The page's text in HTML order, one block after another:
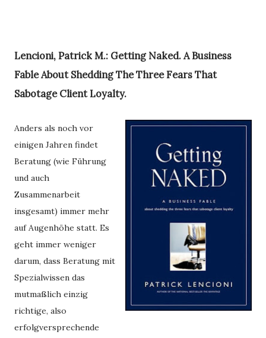
Lencioni, Patrick M.: Getting Naked. A Business
Fable About Shedding The Three Fears That
Sabotage Client Loyalty.
Anders als noch vor
einigen Jahren findet
Beratung (wie Führung
und auch
Zusammenarbeit
insgesamt) immer mehr
auf Augenhöhe statt. Es
geht immer weniger
darum, dass Beratung mit
Spezialwissen das
mutmaßlich einzig
richtige, also
erfolgversprechende